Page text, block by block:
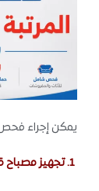
يمكن إجراء فحص